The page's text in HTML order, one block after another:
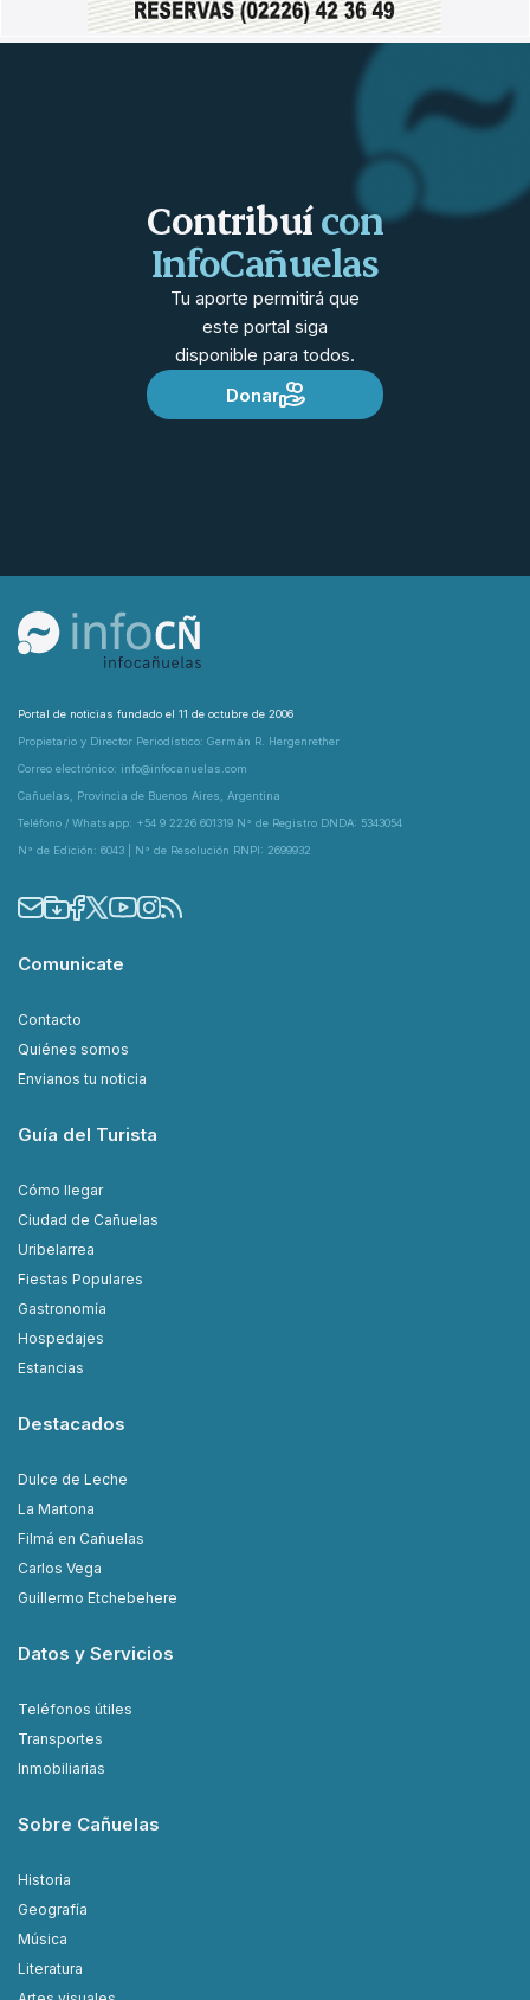
Contribuícon
InfoCañuelas
Tu aporte permitirá que
este portal siga
disponible para todos.
Donar
Portal de noticias fundado el 11 de octubre de 2006
Propietario y Director Periodístico: Germán R. Hergenrether
Correo electrónico: info@infocanuelas.com
Cañuelas, Provincia de Buenos Aires, Argentina
Teléfono / Whatsapp: +54 9 2226 601319 N° de Registro DNDA: 5343054
N° de Edición: 6043 | N° de Resolución RNPI: 2699932
Comunicate
Contacto
Quiénes somos
Envianos tu noticia
Guía del Turista
Cómo llegar
Ciudad de Cañuelas
Uribelarrea
Fiestas Populares
Gastronomía
Hospedajes
Estancias
Destacados
Dulce de Leche
La Martona
Filmá en Cañuelas
Carlos Vega
Guillermo Etchebehere
Datos y Servicios
Teléfonos útiles
Transportes
Inmobiliarias
Sobre Cañuelas
Historia
Geografía
Música
Literatura